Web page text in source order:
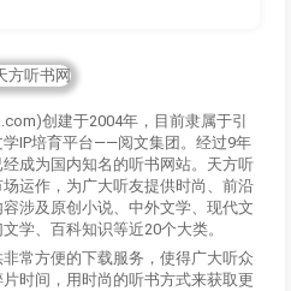
创建于2004年，目前隶属于引
IP培育平台——阅文集团。经过9年
成为国内知名的听书网站。天方听
运作，为广大听友提供时尚、前沿
涉及原创小说、中外文学、现代文
学、百科知识等近20个大类。
常方便的下载服务，使得广大听众
时间，用时尚的听书方式来获取更